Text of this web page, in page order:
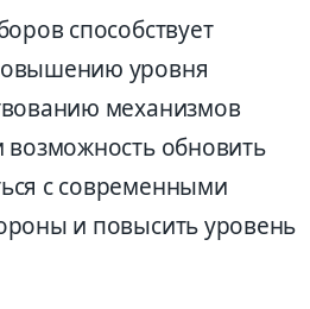
способствует
уровня
механизмов
возможность обновить
с современными
и повысить уровень